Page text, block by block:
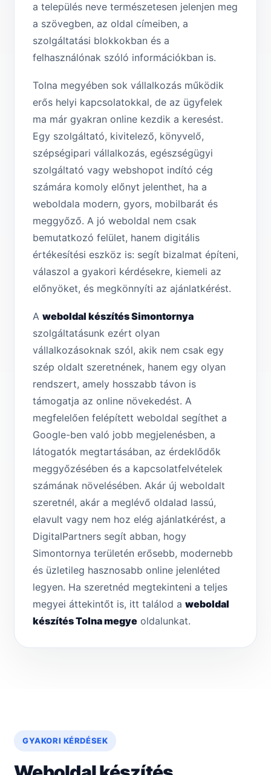
a település neve természetesen jelenjen meg
a szövegben, az oldal címeiben, a
szolgáltatási blokkokban és a
felhasználónak szóló információkban is.
Tolna megyében sok vállalkozás működik
erős helyi kapcsolatokkal, de az ügyfelek
ma már gyakran online kezdik a keresést.
Egy szolgáltató, kivitelező, könyvelő,
szépségipari vállalkozás, egészségügyi
szolgáltató vagy webshopot indító cég
számára komoly előnyt jelenthet, ha a
weboldala modern, gyors, mobilbarát és
meggyőző. A jó weboldal nem csak
bemutatkozó felület, hanem digitális
értékesítési eszköz is: segít bizalmat építeni,
válaszol a gyakori kérdésekre, kiemeli az
előnyöket, és megkönnyíti az ajánlatkérést.
A weboldal készítés Simontornya
szolgáltatásunk ezért olyan
vállalkozásoknak szól, akik nem csak egy
szép oldalt szeretnének, hanem egy olyan
rendszert, amely hosszabb távon is
támogatja az online növekedést. A
megfelelően felépített weboldal segíthet a
Google-ben való jobb megjelenésben, a
látogatók megtartásában, az érdeklődők
meggyőzésében és a kapcsolatfelvételek
számának növelésében. Akár új weboldalt
szeretnél, akár a meglévő oldalad lassú,
elavult vagy nem hoz elég ajánlatkérést, a
DigitalPartners segít abban, hogy
Simontornya területén erősebb, modernebb
és üzletileg hasznosabb online jelenléted
legyen. Ha szeretnéd megtekinteni a teljes
megyei áttekintőt is, itt találod a weboldal
készítés Tolna megye oldalunkat.
GYAKORI KÉRDÉSEK